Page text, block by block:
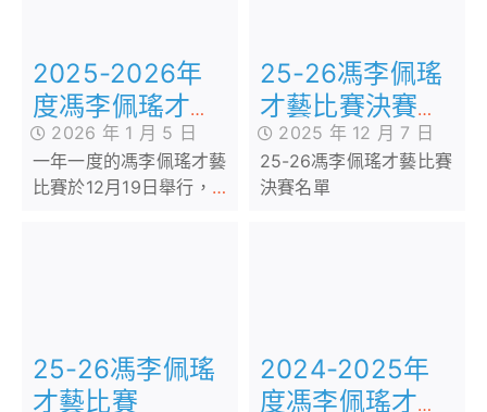
2025-2026年
度馮李佩瑤才藝
比賽(高級組)
2026 年 1 月 5 日
一年一度的馮李佩瑤才藝
比賽於12月19日舉行，旨
25-26馮李佩瑤
才藝比賽決賽名
單2025 年 12 月 7 日
25-26馮李佩瑤才藝比賽
決賽名單
25-26馮李佩瑤
才藝比賽
2024-2025年
度馮李佩瑤才藝